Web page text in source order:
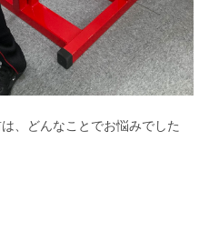
、どんなことでお悩みでした